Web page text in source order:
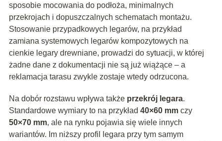
sposobie mocowania do podłoża, minimalnych
przekrojach i dopuszczalnych schematach montażu.
Stosowanie przypadkowych legarów, na przykład
zamiana systemowych legarów kompozytowych na
cienkie legary drewniane, prowadzi do sytuacji, w której
żadne dane z dokumentacji nie są już wiążące – a
reklamacja tarasu zwykle zostaje wtedy odrzucona.
Na dobór rozstawu wpływa także przekrój legara.
Standardowe wymiary to na przykład 40×60 mmczy
50×70 mm, ale na rynku pojawia się wiele innych
wariantów. Im niższy profil legara przy tym samym